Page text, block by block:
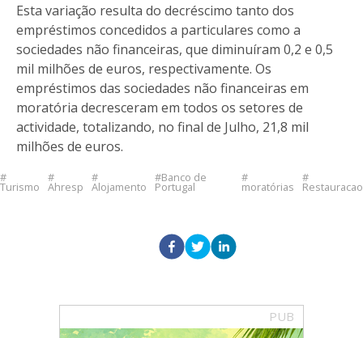
Esta variação resulta do decréscimo tanto dos
empréstimos concedidos a particulares como a
sociedades não financeiras, que diminuíram 0,2 e 0,5
mil milhões de euros, respectivamente. Os
empréstimos das sociedades não financeiras em
moratória decresceram em todos os setores de
actividade, totalizando, no final de Julho, 21,8 mil
milhões de euros.
Turismo Ahresp Alojamento
Banco de
Portugal moratórias Restauracao
PUB